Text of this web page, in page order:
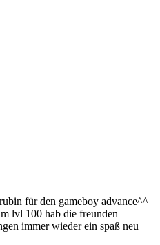
für den gameboy advance^^
lvl 100 hab die freunden
immer wieder ein spaß neu